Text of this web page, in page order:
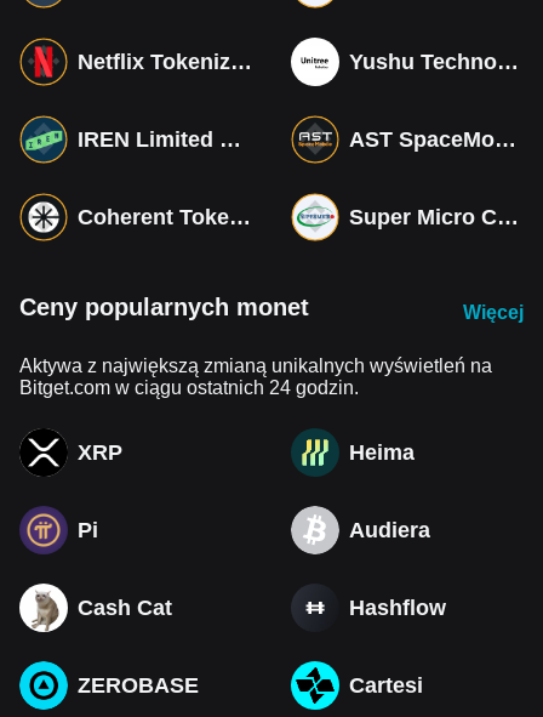
Netflix Tokenized bStocks Yushu Technology Co (Derivatives)
IREN Limited Tokenized bStocks AST SpaceMobile Tokenized bStocks
Coherent Tokenized bStocks Super Micro Computer Tokenized bStocks
Ceny popularnych monet Więcej
Aktywa z największą zmianą unikalnych wyświetleń na
Bitget.com w ciągu ostatnich 24 godzin.
XRP Heima
Pi Audiera
Cash Cat Hashflow
ZEROBASE Cartesi